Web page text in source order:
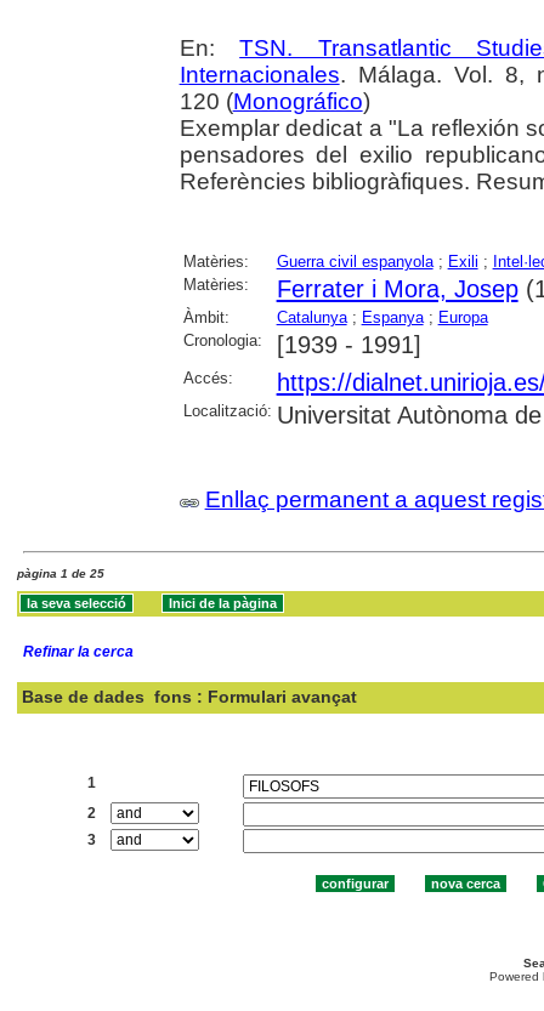
En:TSN. Transatlantic
Internacionales. Málaga. Vol. 8,
120 (Monográfico)
Exemplar dedicat a "La reflexión
pensadores del exilio
Referències bibliogràfiques.
Matèries: Guerra civil espanyola; Exili ;
Matèries:
Ferrater i Mora, Josep
Àmbit: Catalunya; Espanya; Europa
Cronologia:
[1939 - 1991]
Accés: https://
Localització: Universitat Autònoma
Enllaç permanent a aquest
pàgina 1 de 25
Refinar la cerca
Base de dades fons : Formulari avançat
1
2
3